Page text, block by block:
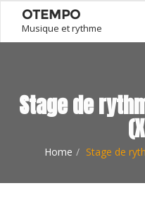
OTEMPO
Musique et rythme
Stage de
Home Stage de